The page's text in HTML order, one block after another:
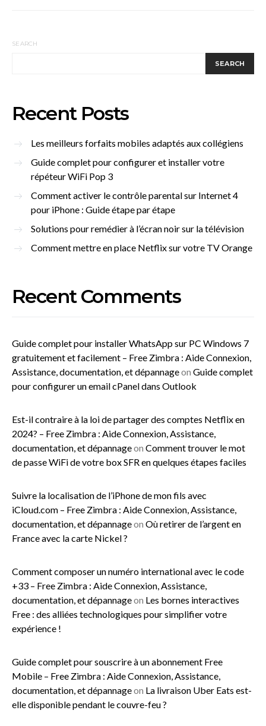
SEARCH
SEARCH
Recent Posts
Les meilleurs forfaits mobiles adaptés aux collégiens
Guide complet pour configurer et installer votre
répéteur WiFi Pop 3
Comment activer le contrôle parental sur Internet 4
pour iPhone : Guide étape par étape
Solutions pour remédier à l’écran noir sur la télévision
Comment mettre en place Netflix sur votre TV Orange
Recent Comments
Guide complet pour installer WhatsApp sur PC Windows 7
gratuitement et facilement – Free Zimbra : Aide Connexion,
Assistance, documentation, et dépannageon Guide complet
pour configurer un email cPanel dans Outlook
Est-il contraire à la loi de partager des comptes Netflix en
2024? – Free Zimbra : Aide Connexion, Assistance,
documentation, et dépannageon Comment trouver le mot
de passe WiFi de votre box SFR en quelques étapes faciles
Suivre la localisation de l’iPhone de mon fils avec
iCloud.com – Free Zimbra : Aide Connexion, Assistance,
documentation, et dépannageon Où retirer de l’argent en
France avec la carte Nickel ?
Comment composer un numéro international avec le code
+33 – Free Zimbra : Aide Connexion, Assistance,
documentation, et dépannageon Les bornes interactives
Free : des alliées technologiques pour simplifier votre
expérience !
Guide complet pour souscrire à un abonnement Free
Mobile – Free Zimbra : Aide Connexion, Assistance,
documentation, et dépannageon La livraison Uber Eats est-
elle disponible pendant le couvre-feu ?